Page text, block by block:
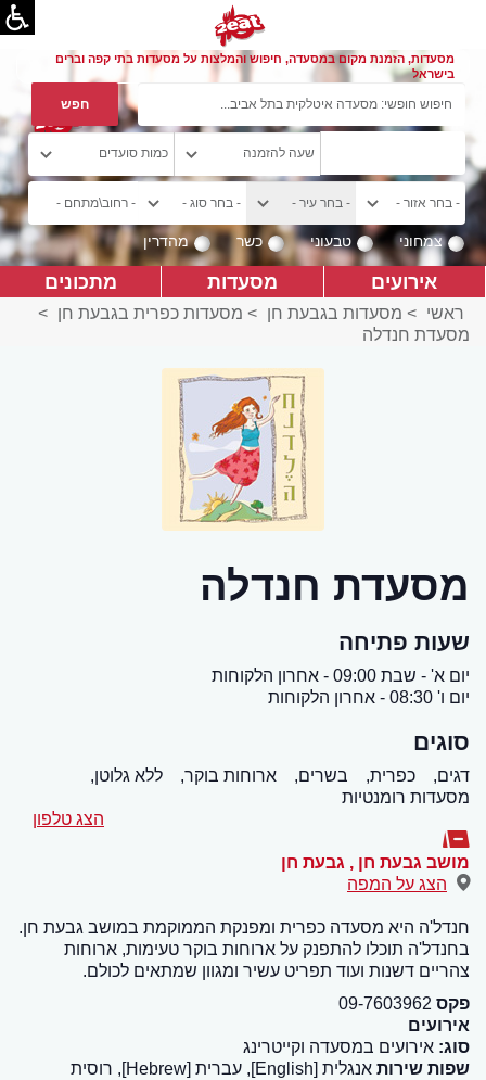
מסעדות, הזמנת מקום במסעדה, חיפוש והמלצות על מסעדות בתי קפה וברים
בישראל
צמחוני טבעוני כשר מהדרין
אירועים מסעדות מתכונים
ראשי > מסעדות בגבעת חן > מסעדות כפרית בגבעת חן >
מסעדת חנדלה
מסעדת חנדלה
שעות פתיחה
יום א' - שבת 09:00 - אחרון הלקוחות
יום ו' 08:30 - אחרון הלקוחות
סוגים
דגים, כפרית, בשרים, ארוחות בוקר,
ללא גלוטן,
מסעדות רומנטיות
הצג טלפון
מושב גבעת חן , גבעת חן
הצג על המפה
חנדל'ה היא מסעדה כפרית ומפנקת הממוקמת במושב גבעת חן.
בחנדל'ה תוכלו להתפנק על ארוחות בוקר טעימות, ארוחות
צהריים דשנות ועוד תפריט עשיר ומגוון שמתאים לכולם.
פקס 09-7603962
אירועים
סוג: אירועים במסעדה וקייטרינג
שפות שירות
אנגלית [English], עברית [Hebrew], רוסית